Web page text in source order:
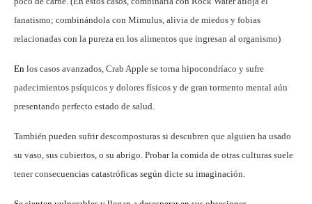
fanatismo; combinándola con Mimulus, alivia de miedos y fobias
relacionadas con la pureza en los alimentos que ingresan al organismo)
En los casos avanzados, Crab Apple se torna hipocondríaco y sufre
padecimientos psíquicos y dolores físicos y de gran tormento mental aún
presentando perfecto estado de salud.
También pueden sufrir descomposturas si descubren que alguien ha usado
su vaso, sus cubiertos, o su abrigo. Probar la comida de otras culturas suele
tener consecuencias catastróficas según dicte su imaginación.